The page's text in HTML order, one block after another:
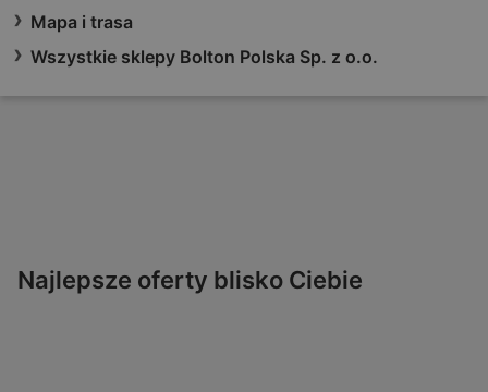
Mapa i trasa
Wszystkie sklepy Bolton Polska Sp. z o.o.
Najlepsze oferty blisko Ciebie